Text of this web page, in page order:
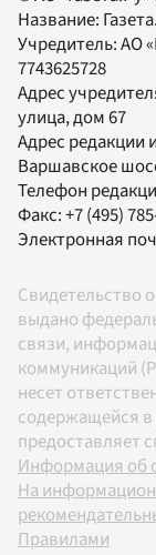
Название:
Учредитель:АО
7743625728
Адрес
улица, дом 67
Адрес редакции
Варшавское
Телефон
Факс:+7 (495)
Электронная
Свидетельство
выдано
связи,
коммуникаций
несет
содержащейся
предоставляет
Информация об
На
Правилами